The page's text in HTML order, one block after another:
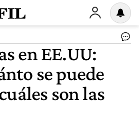
en EE.UU:
se puede
son las